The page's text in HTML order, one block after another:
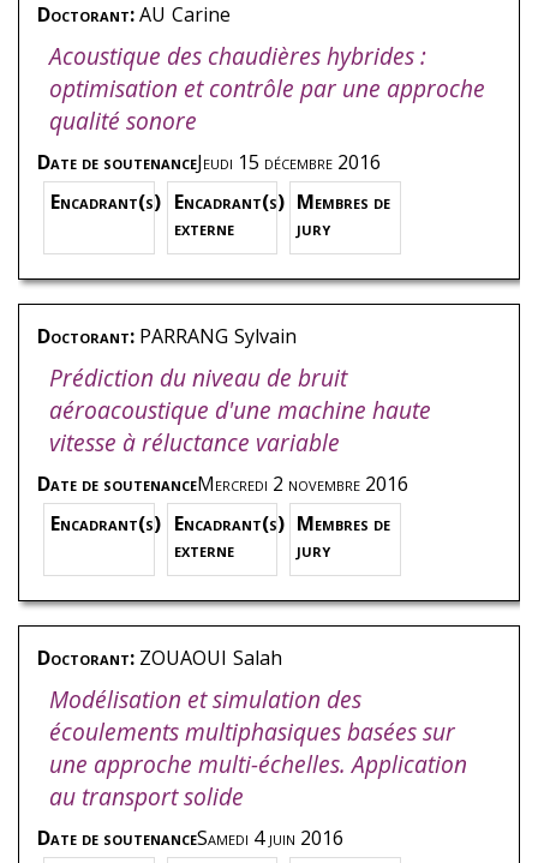
Doctorant:AU Carine
Acoustique des chaudières hybrides :
optimisation et contrôle par une approche
qualité sonore
Date de soutenanceJeudi 15 décembre 2016
Encadrant(s) Encadrant(s)
externe
Membres de
jury
Doctorant: PARRANG Sylvain
Prédiction du niveau de bruit
aéroacoustique d'une machine haute
vitesse à réluctance variable
Date de soutenanceMercredi 2 novembre 2016
Encadrant(s) Encadrant(s)
externe
Membres de
jury
Doctorant: ZOUAOUI Salah
Modélisation et simulation des
écoulements multiphasiques basées sur
une approche multi-échelles. Application
au transport solide
Date de soutenanceSamedi 4 juin 2016